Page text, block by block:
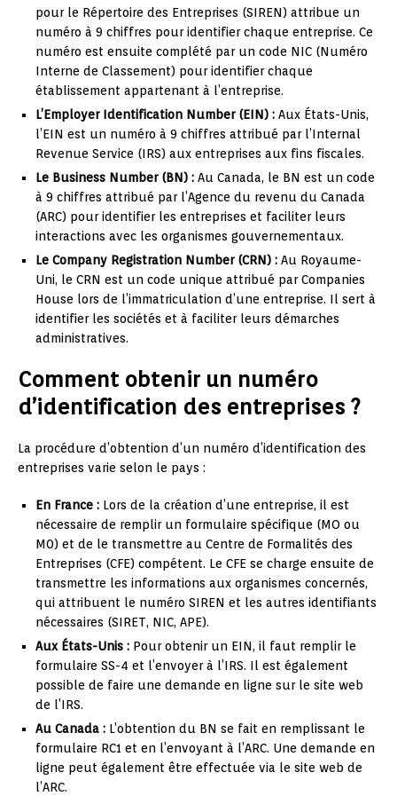
pour le Répertoire des Entreprises (SIREN) attribue un
numéro à 9 chiffres pour identifier chaque entreprise. Ce
numéro est ensuite complété par un code NIC (Numéro
Interne de Classement) pour identifier chaque
établissement appartenant à l’entreprise.
L’Employer Identification Number (EIN) : Aux États-Unis,
l’EIN est un numéro à 9 chiffres attribué par l’Internal
Revenue Service (IRS) aux entreprises aux fins fiscales.
Le Business Number (BN) : Au Canada, le BN est un code
à 9 chiffres attribué par l’Agence du revenu du Canada
(ARC) pour identifier les entreprises et faciliter leurs
interactions avec les organismes gouvernementaux.
Le Company Registration Number (CRN) : Au Royaume-
Uni, le CRN est un code unique attribué par Companies
House lors de l’immatriculation d’une entreprise. Il sert à
identifier les sociétés et à faciliter leurs démarches
administratives.
Comment obtenir un numéro
d’identification des entreprises ?
La procédure d’obtention d’un numéro d’identification des
entreprises varie selon le pays :
En France : Lors de la création d’une entreprise, il est
nécessaire de remplir un formulaire spécifique (MO ou
M0) et de le transmettre au Centre de Formalités des
Entreprises (CFE) compétent. Le CFE se charge ensuite de
transmettre les informations aux organismes concernés,
qui attribuent le numéro SIREN et les autres identifiants
nécessaires (SIRET, NIC, APE).
Aux États-Unis : Pour obtenir un EIN, il faut remplir le
formulaire SS-4 et l’envoyer à l’IRS. Il est également
possible de faire une demande en ligne sur le site web
de l’IRS.
Au Canada : L’obtention du BN se fait en remplissant le
formulaire RC1 et en l’envoyant à l’ARC. Une demande en
ligne peut également être effectuée via le site web de
l’ARC.